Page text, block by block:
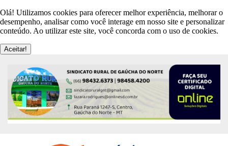
Olá! Utilizamos cookies para oferecer melhor experiência, melhorar o
desempenho, analisar como você interage em nosso site e personalizar
conteúdo. Ao utilizar este site, você concorda com o uso de cookies.
Aceitar!